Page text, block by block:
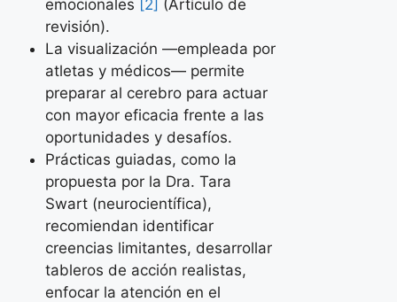
emocionales [2]
(Artículo de
revisión).
La visualización —empleada por
atletas y médicos— permite
preparar al cerebro para actuar
con mayor eficacia frente a las
oportunidades y desafíos.
Prácticas guiadas, como la
propuesta por la Dra. Tara
Swart (neurocientífica),
recomiendan identificar
creencias limitantes, desarrollar
tableros de acción realistas,
enfocar la atención en el